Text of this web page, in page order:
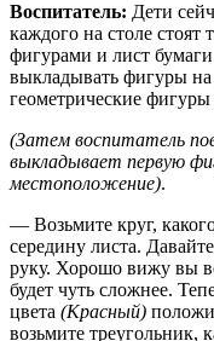
Воспитатель: Дети
каждого на столе стоят
фигурами и лист
выкладывать фигуры
геометрические фигуры
(Затем воспитатель
выкладывает первую
местоположение).
— Возьмите круг,
середину листа.
руку. Хорошо вижу вы
будет чуть сложнее.
цвета (Красный)
возьмите треугольник,